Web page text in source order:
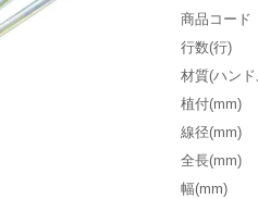
商品コード
行数(行)
材質(ハン
植付(mm)
線径(mm)
全長(mm)
幅(mm)